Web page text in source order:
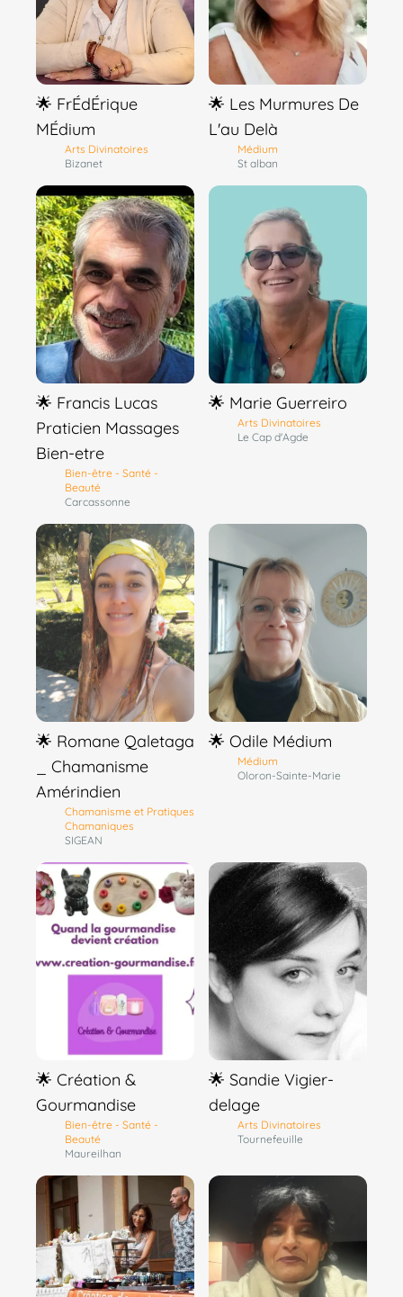
🌟 FrÉdÉrique
MÉdium
Arts Divinatoires
Bizanet
🌟 Les Murmures De
L'au Delà
Médium
St alban
🌟 Francis Lucas
Praticien Massages
Bien-etre
Bien-être - Santé -
Beauté
Carcassonne
🌟 Marie Guerreiro
Arts Divinatoires
Le Cap d'Agde
🌟 Romane Qaletaga
_ Chamanisme
Amérindien
Chamanisme et Pratiques
Chamaniques
SIGEAN
🌟 Odile Médium
Médium
Oloron-Sainte-Marie
🌟 Création &
Gourmandise
Bien-être - Santé -
Beauté
Maureilhan
🌟 Sandie Vigier-
delage
Arts Divinatoires
Tournefeuille